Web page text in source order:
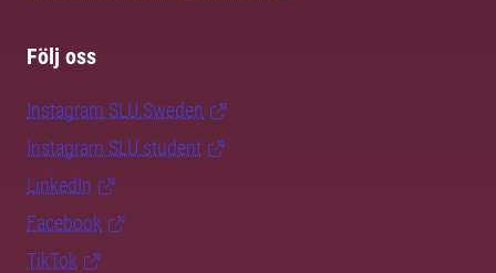
Följ oss
Instagram SLU.Sweden
Instagram SLU.student
LinkedIn
Facebook
TikTok